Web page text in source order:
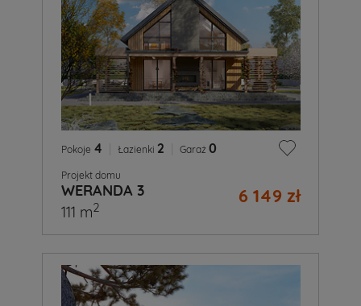
Pokoje 4 Łazienki 2 Garaż 0
Projekt domu
WERANDA 3 6 149 zł
111 m2